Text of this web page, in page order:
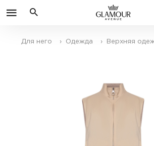
Для него › Одежда › Верхняя